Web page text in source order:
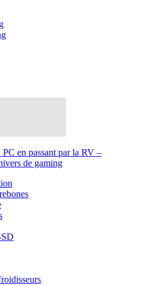
PC en passant par la RV –
de gaming